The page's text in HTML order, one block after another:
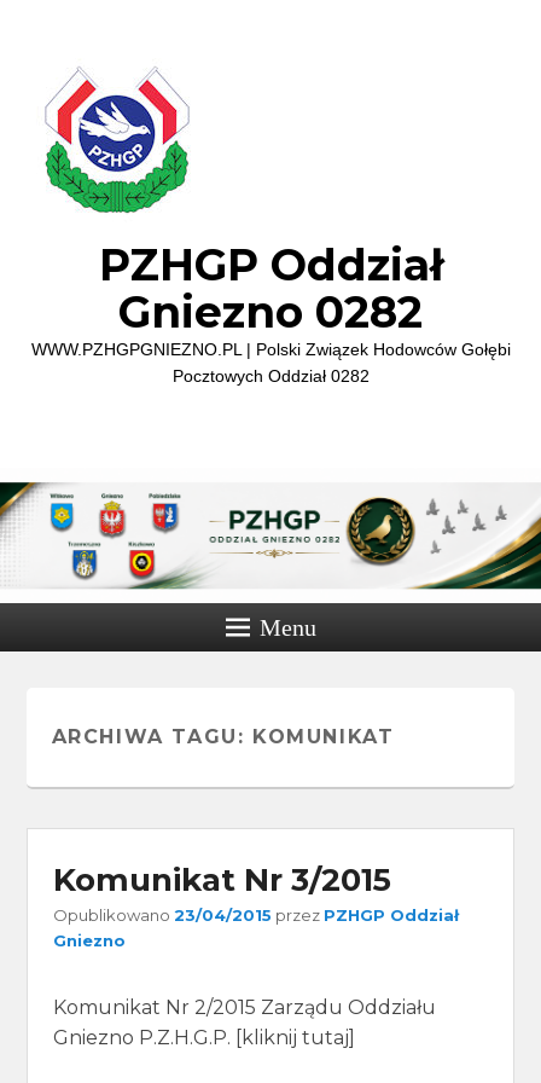
PZHGP Oddział
Gniezno 0282
WWW.PZHGPGNIEZNO.PL | Polski Związek Hodowców Gołębi
Pocztowych Oddział 0282
Menu
ARCHIWA TAGU: KOMUNIKAT
Komunikat Nr 3/2015
Opublikowano 23/04/2015 przez PZHGP Oddział
Gniezno
Komunikat Nr 2/2015 Zarządu Oddziału
Gniezno P.Z.H.G.P. [kliknij tutaj]